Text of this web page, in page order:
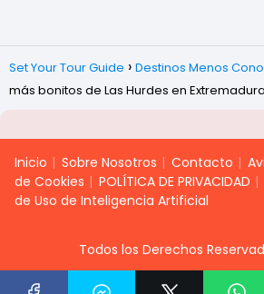
Set Your Tour Guide Destinos Menos
más bonitos de Las Hurdes en Extremadura
Inicio Sobre Nosotros Contacto
de Cookies
POLÍTICA DE PRIVACIDAD
de Uso de Inteligencia Artificial
Todos los Derechos